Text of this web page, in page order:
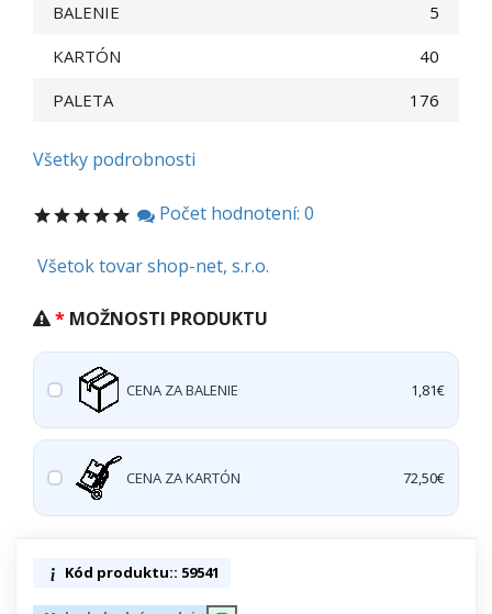
BALENIE
5
KARTÓN
40
PALETA
176
Všetky podrobnosti
Počet hodnotení: 0
Všetok tovar shop-net, s.r.o.
MOŽNOSTI PRODUKTU
CENA ZA BALENIE 1,81€
CENA ZA KARTÓN 72,50€
Kód produktu:: 59541